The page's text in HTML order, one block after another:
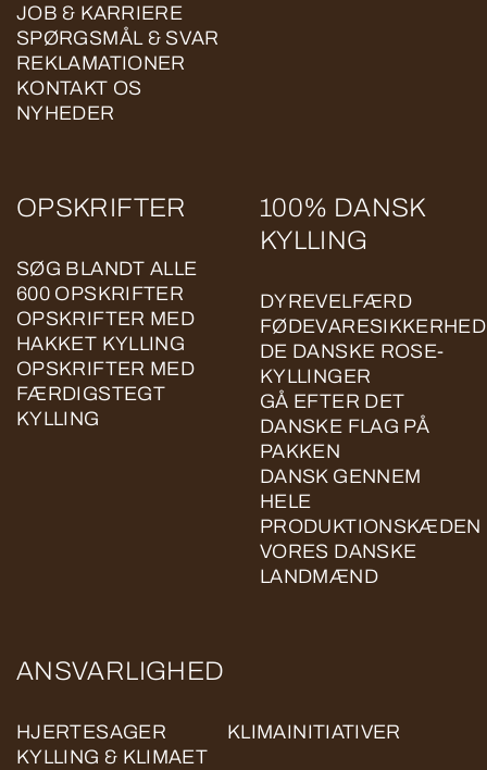
JOB & KARRIERE
SPØRGSMÅL & SVAR
REKLAMATIONER
KONTAKT OS
NYHEDER
OPSKRIFTER
SØG BLANDT ALLE
600 OPSKRIFTER
OPSKRIFTER MED
HAKKET KYLLING
OPSKRIFTER MED
FÆRDIGSTEGT
KYLLING
100% DANSK
KYLLING
DYREVELFÆRD
FØDEVARESIKKERHED
DE DANSKE ROSE-
KYLLINGER
GÅ EFTER DET
DANSKE FLAG PÅ
PAKKEN
DANSK GENNEM
HELE
PRODUKTIONSKÆDEN
VORES DANSKE
LANDMÆND
ANSVARLIGHED
HJERTESAGER
KLIMAINITIATIVER
KYLLING & KLIMAET